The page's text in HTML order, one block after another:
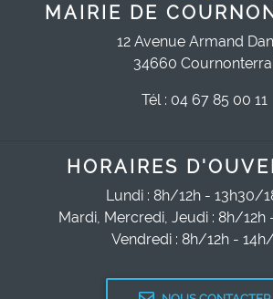
MAIRIE DE
12 Avenue Armand
34660
Tél : 04 67 85 00 11
HORAIRES
Lundi : 8h/12h - 13h30/
Mardi, Mercredi, Jeudi : 8h/12h
Vendredi : 8h/12h -